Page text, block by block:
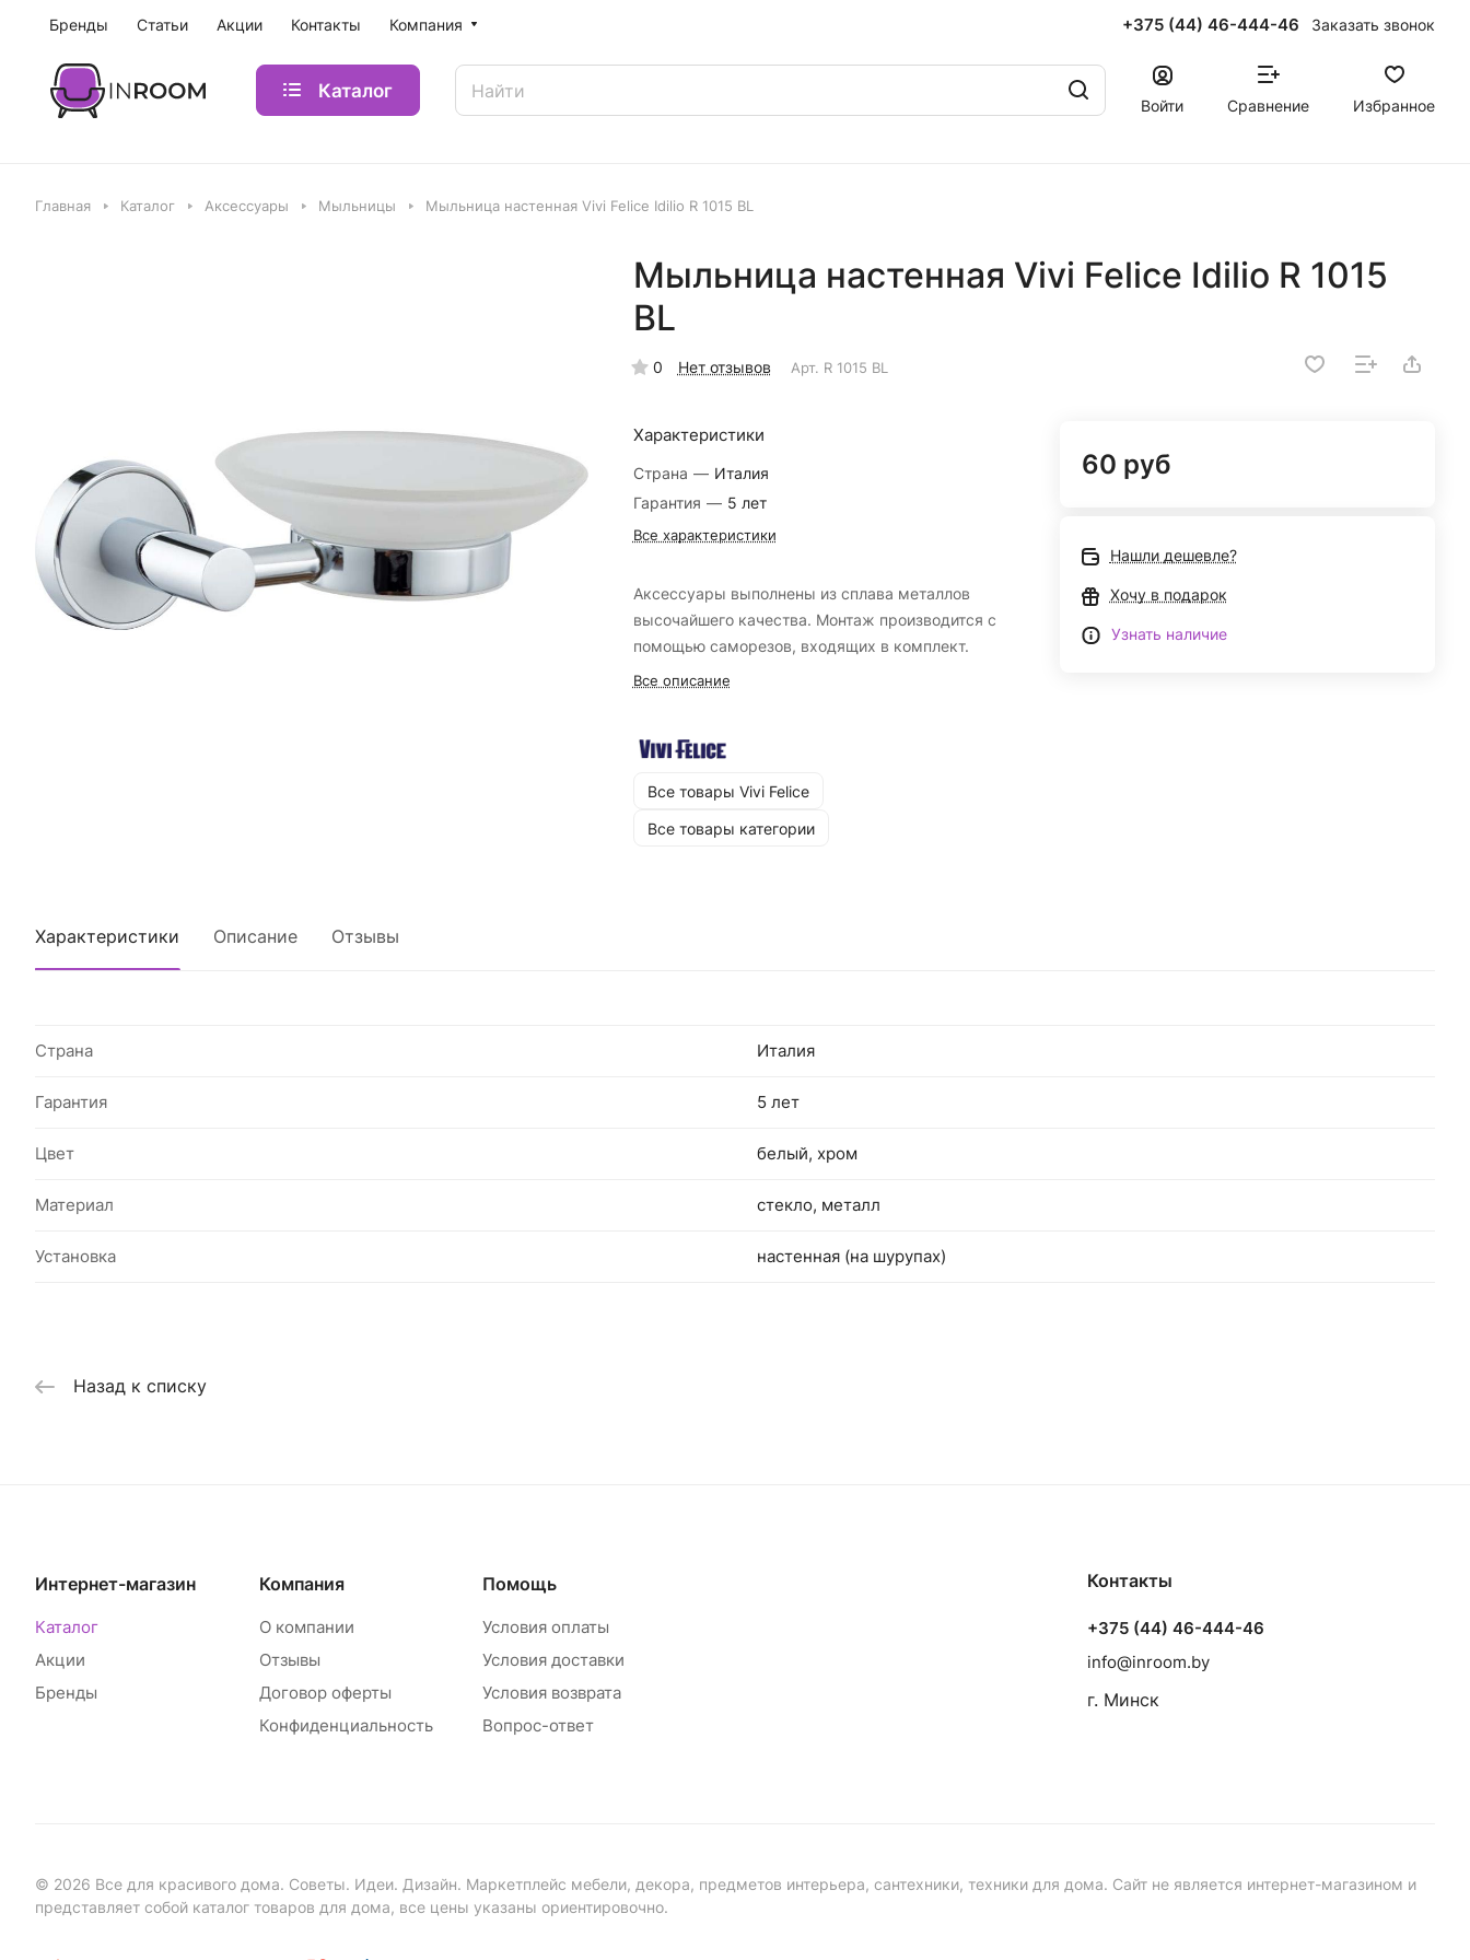
Бренды Статьи Акции Контакты Компания +375 (44) 46-444-46 Заказать звонок
Каталог
Войти Сравнение Избранное
Главная Каталог Аксессуары Мыльницы Мыльница настенная Vivi Felice Idilio R 1015 BL
Мыльница настенная Vivi Felice Idilio R 1015
BL
0 Нет отзывов Арт. R 1015 BL
Характеристики
Страна — Италия
Гарантия — 5 лет
Все характеристики
Аксессуары выполнены из сплава металлов
высочайшего качества. Монтаж производится с
помощью саморезов, входящих в комплект.
Все описание
Все товары Vivi Felice
Все товары категории
60 руб
Нашли дешевле?
Хочу в подарок
Узнать наличие
Характеристики Описание Отзывы
Страна Италия
Гарантия 5 лет
Цвет белый, хром
Материал стекло, металл
Установка настенная (на шурупах)
Назад к списку
Интернет-магазин
Каталог
Акции
Бренды
Компания
О компании
Отзывы
Договор оферты
Конфиденциальность
Помощь
Условия оплаты
Условия доставки
Условия возврата
Вопрос-ответ
Контакты
+375 (44) 46-444-46
info@inroom.by
г. Минск
© 2026 Все для красивого дома. Советы. Идеи. Дизайн. Маркетплейс мебели, декора, предметов интерьера, сантехники, техники для дома. Сайт не является интернет-магазином и
представляет собой каталог товаров для дома, все цены указаны ориентировочно.